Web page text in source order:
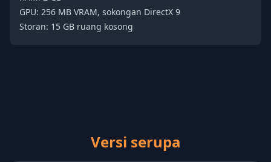
GPU: 256 MB VRAM, sokongan DirectX 9
Storan: 15 GB ruang kosong
Versi serupa